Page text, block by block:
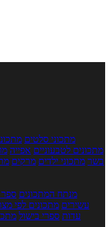
מתכוני סלטים
מתכונים לטבעוניים אפייה
בשר מתכוני ילדים מרקים
מנתח המתכונים ספר
עשירים מתכונים לפי
עדות ספרי בישול